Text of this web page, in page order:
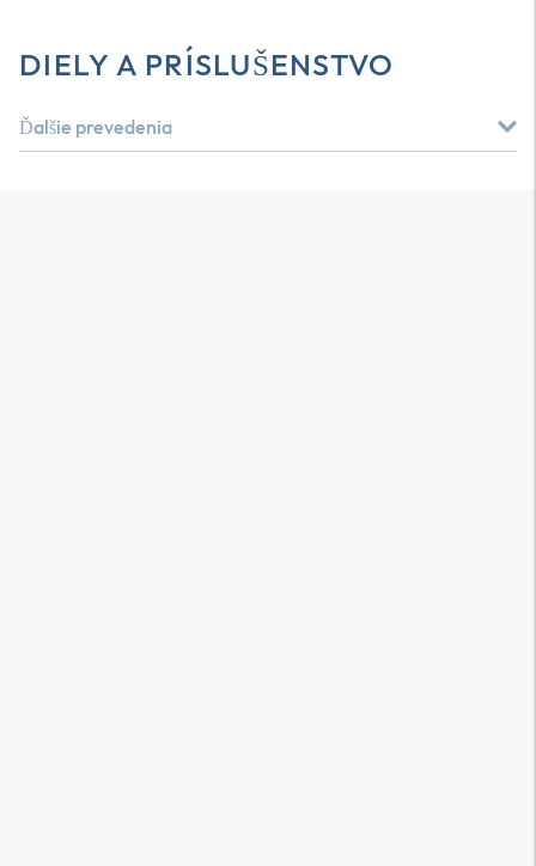
DIELY A PRÍSLUŠENSTVO
Ďalšie prevedenia